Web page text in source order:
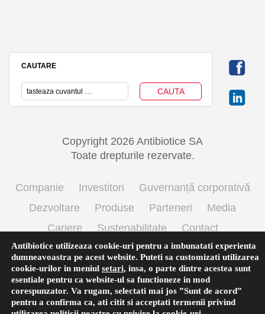
CAUTARE
Copyright 2026 Antibiotice SA
Toate drepturile rezervate.
Companie Investitori
Guvernanță corporativă
Dezvoltare
Produse Parteneri
Media
Cariere
Sustenabilitate
Contact
Termeni si conditii de utilizare
Politica cookie
Prelucrarea datelor cu caracter personal
Antibiotice utilizeaza cookie-uri pentru a imbunatati experienta
dumneavoastra pe acest website. Puteti sa customizati utilizarea
cookie-urilor in meniul setari, insa, o parte dintre acestea sunt
esentiale pentru ca website-ul sa functioneze in mod
corespunzator. Va rugam, selectati mai jos ”Sunt de acord”
pentru a confirma ca, ati citit si acceptati termenii privind
English(Engleză) Română